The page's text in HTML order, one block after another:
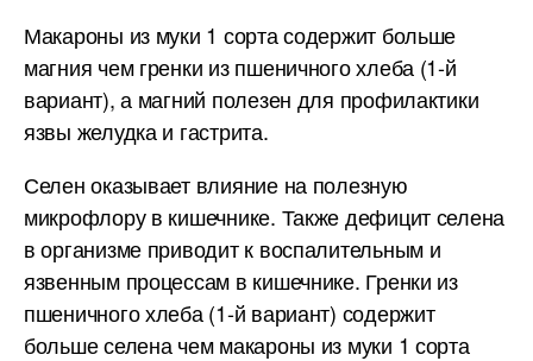
Макароны из муки 1 сорта содержит больше
магния чем гренки из пшеничного хлеба (1-й
вариант), а магний полезен для профилактики
язвы желудка и гастрита.
Селен оказывает влияние на полезную
микрофлору в кишечнике. Также дефицит селена
в организме приводит к воспалительным и
язвенным процессам в кишечнике. Гренки из
пшеничного хлеба (1-й вариант) содержит
больше селена чем макароны из муки 1 сорта